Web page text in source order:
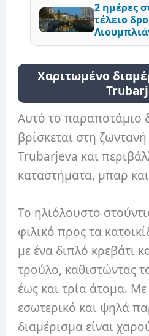
2 ημέρες
τέλειο
Χαριτωμένο
Αυτό το παραποτάμιο
βρίσκεται στη
Trubarjeva και
καταστήματα, μπαρ
Το ηλιόλουστο
φιλικό προς τα
με ένα διπλό κρεβάτι
τρούλο, καθιστώντας
έως και τρία άτομα.
εσωτερικό και ψηλά
διαμέρισμα είναι